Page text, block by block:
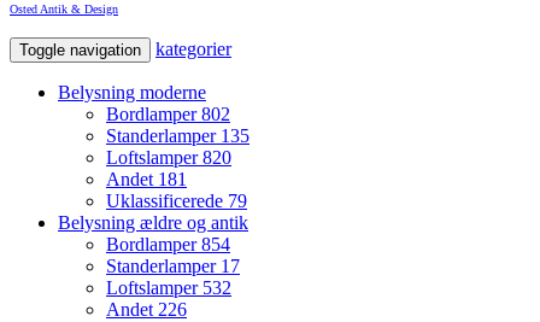
Osted Antik & Design
Toggle navigation kategorier
Belysning moderne
Bordlamper802
Standerlamper 135
Loftslamper820
Andet 181
Uklassificerede 79
Belysning ældre og antik
Bordlamper854
Standerlamper 17
Loftslamper 532
Andet 226